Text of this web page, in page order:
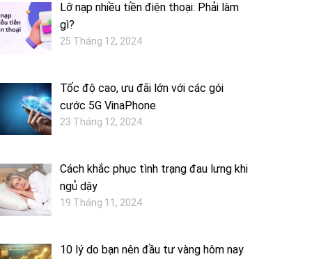
Lỡ nạp nhiều tiền điện thoại: Phải làm
gì?
25 Tháng 12, 2024
Tốc độ cao, ưu đãi lớn với các gói
cước 5G VinaPhone
23 Tháng 12, 2024
Cách khắc phục tình trạng đau lưng khi
ngủ dậy
19 Tháng 11, 2024
10 lý do bạn nên đầu tư vàng hôm nay